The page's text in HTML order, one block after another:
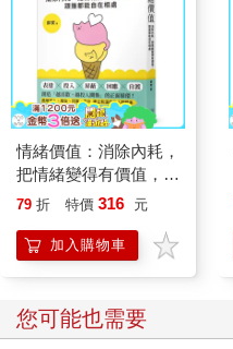
情緒價值：消除內耗，
把情緒變得有價值，跟
誰都能自在相處
79 折 特價 316 元
加入購物車
您可能也需要